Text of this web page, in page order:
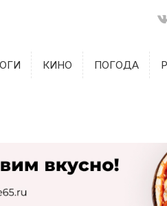
КИНО ПОГОДА